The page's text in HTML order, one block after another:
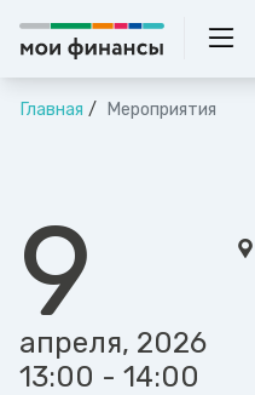
Главная Мероприятия
9
апреля, 2026
13:00 - 14:00